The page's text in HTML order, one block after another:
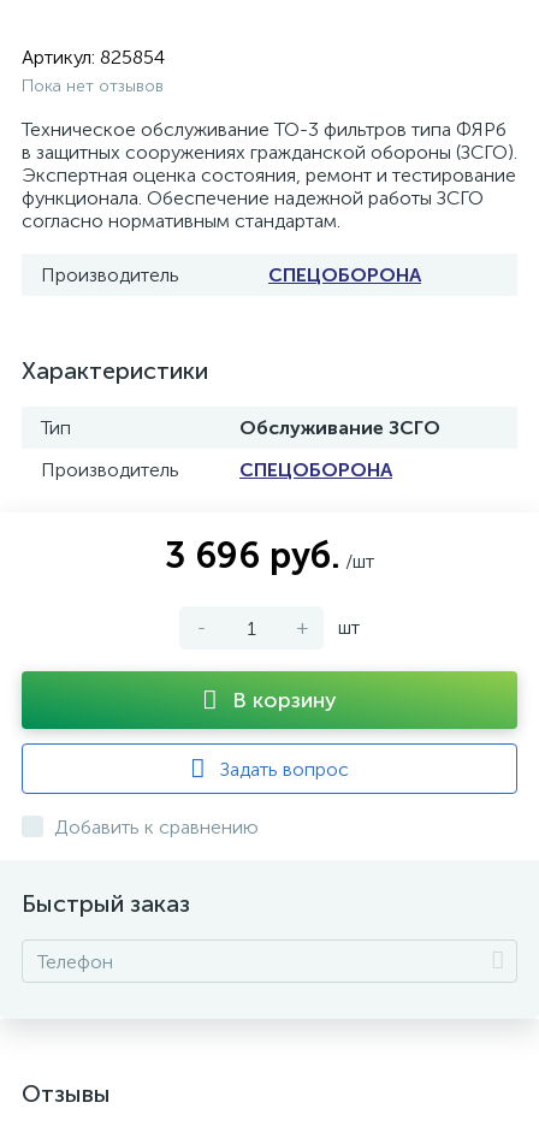
Артикул: 825854
Пока нет отзывов
Техническое обслуживание ТО-3 фильтров типа ФЯРб
в защитных сооружениях гражданской обороны (ЗСГО).
Экспертная оценка состояния, ремонт и тестирование
функционала. Обеспечение надежной работы ЗСГО
согласно нормативным стандартам.
Производитель СПЕЦОБОРОНА
Характеристики
Тип
Обслуживание ЗСГО
Производитель
СПЕЦОБОРОНА
3 696 руб. /шт
- + шт
В корзину
Задать вопрос
Добавить к сравнению
Быстрый заказ
Отзывы